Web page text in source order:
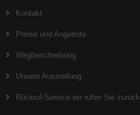
Kontakt
Preise und Angebote
Wegbeschreibung
Unsere Ausstellung
Rückruf-Service wir rufen Sie zurück